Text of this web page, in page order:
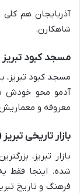
آذربایجان هم
شاهکارن.
مسجد کبود تبریز
مسجد کبود تبریز،
آدمو محو خودش
معروفه و
بازار تاریخی
بازار تبریز،
شده. اینجا فقط
فرهنگ و تاریخ